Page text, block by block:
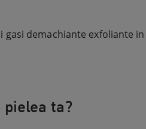
demachiante exfoliante
ta?